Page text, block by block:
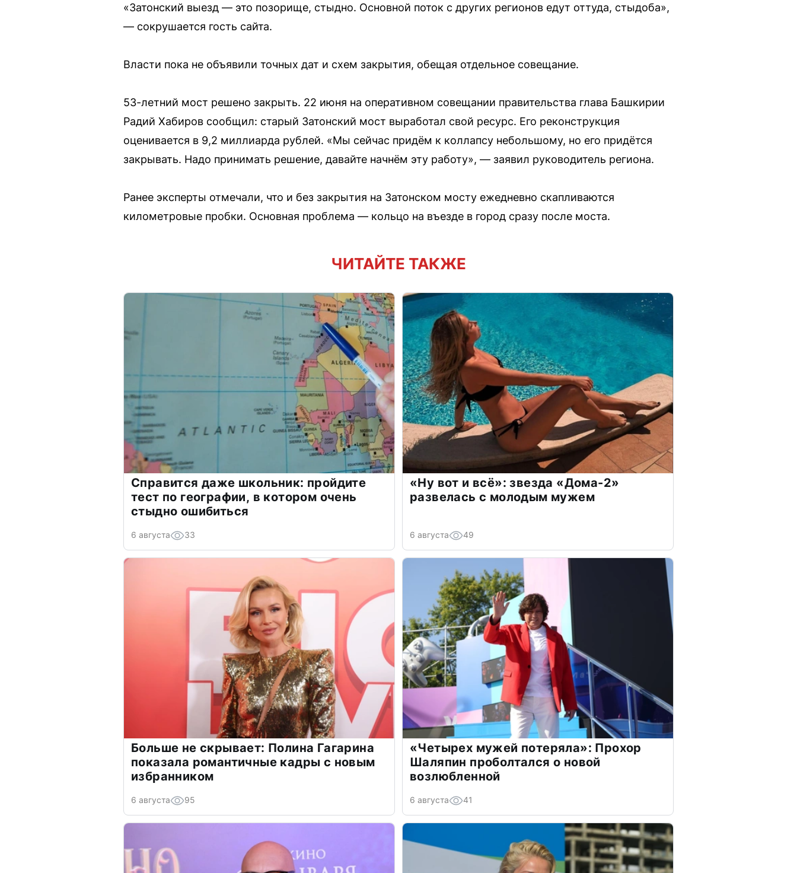
«Затонский выезд — это позорище, стыдно. Основной поток с других регионов едут оттуда, стыдоба»,
— сокрушается гость сайта.
Власти пока не объявили точных дат и схем закрытия, обещая отдельное совещание.
53-летний мост решено закрыть. 22 июня на оперативном совещании правительства глава Башкирии
Радий Хабиров сообщил: старый Затонский мост выработал свой ресурс. Его реконструкция
оценивается в 9,2 миллиарда рублей. «Мы сейчас придём к коллапсу небольшому, но его придётся
закрывать. Надо принимать решение, давайте начнём эту работу», — заявил руководитель региона.
Ранее эксперты отмечали, что и без закрытия на Затонском мосту ежедневно скапливаются
километровые пробки. Основная проблема — кольцо на въезде в город сразу после моста.
ЧИТАЙТЕ ТАКЖЕ
Справится даже школьник: пройдите
тест по географии, в котором очень
стыдно ошибиться
6 августа 33
«Ну вот и всё»: звезда «Дома-2»
развелась с молодым мужем
6 августа 49
Больше не скрывает: Полина Гагарина
показала романтичные кадры с новым
избранником
6 августа 95
«Четырех мужей потеряла»: Прохор
Шаляпин проболтался о новой
возлюбленной
6 августа 41